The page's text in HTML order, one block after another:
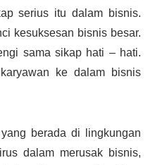
serius itu dalam bisnis.
kesuksesan bisnis besar.
sama sikap hati – hati.
ke dalam bisnis
berada di lingkungan
dalam merusak bisnis,